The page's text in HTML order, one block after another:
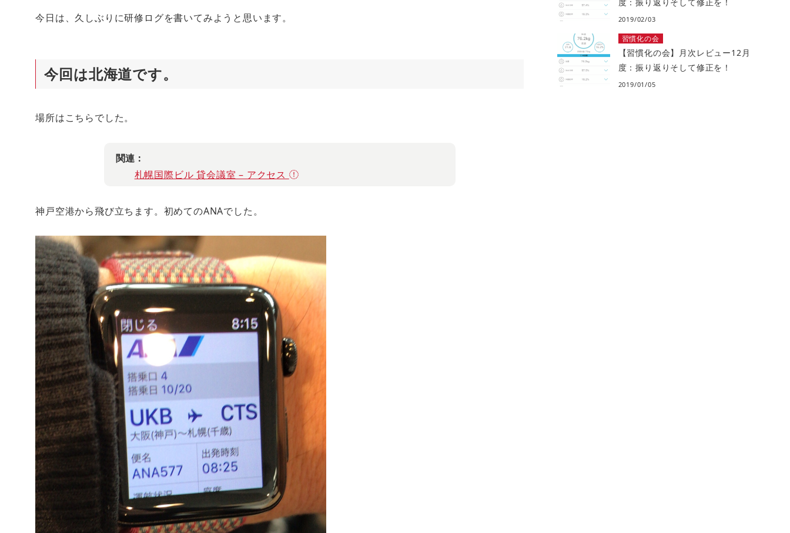
今日は、久しぶりに研修ログを書いてみようと思います。
今回は北海道です。
場所はこちらでした。
関連 :
札幌国際ビル 貸会議室 – アクセス
神戸空港から飛び立ちます。初めてのANAでした。
2019/02/03
習慣化の会
【習慣化の会】月次レビュー12月
度：振り返りそして修正を！
2019/01/05